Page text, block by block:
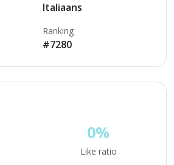
Italiaans
Ranking
#7280
0%
Like ratio